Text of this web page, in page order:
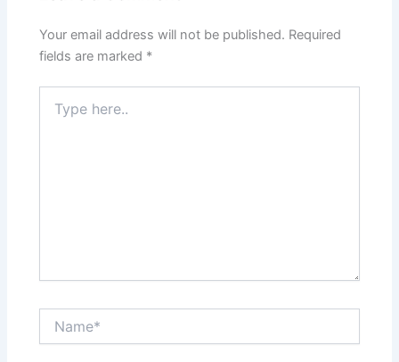
Your email address will not be published. Required
fields are marked *
here..